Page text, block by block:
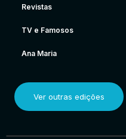
Revistas
TV e Famosos
Ana Maria
Ver outras edições